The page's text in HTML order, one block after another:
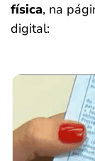
física, na
digital: